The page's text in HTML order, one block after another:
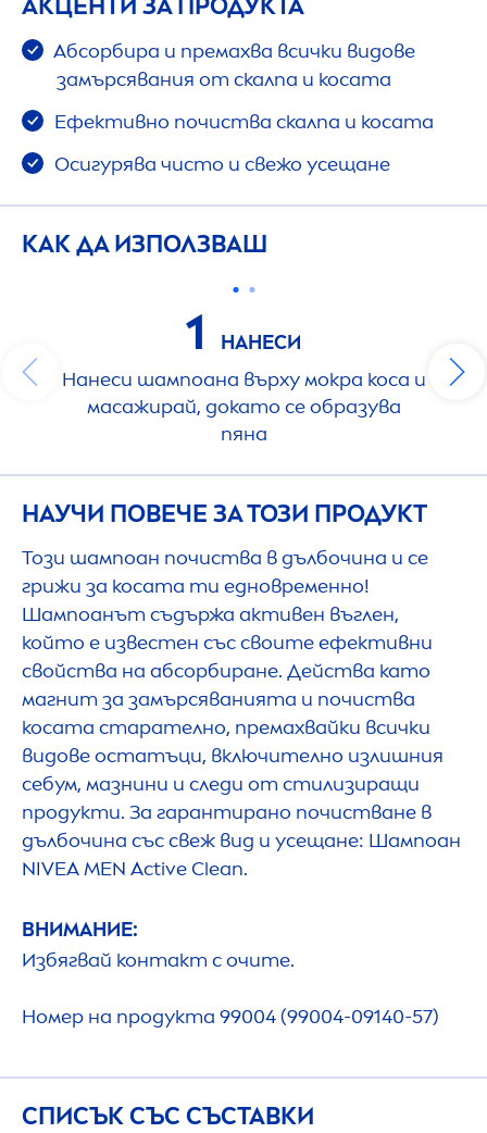
АКЦЕНТИ ЗА ПРОДУКТА
Абсорбира и премахва всички видове
замърсявания от скалпа и косата
Ефективно почиства скалпа и косата
Осигурява чисто и свежо усещане
КАК ДА ИЗПОЛЗВАШ
1
НАНЕСИ
Нанеси шампоана върху мокра коса и
масажирай, докато се образува
пяна
НАУЧИ ПОВЕЧЕ ЗА ТОЗИ ПРОДУКТ
Този шампоан почиства в дълбочина и се
грижи за косата ти едновременно!
Шампоанът съдържа активен въглен,
който е известен със своите ефективни
свойства на абсорбиране. Действа като
магнит за замърсяванията и почиства
косата старателно, премахвайки всички
видове остатъци, включително излишния
себум, мазнини и следи от стилизиращи
продукти. За гарантирано почистване в
дълбочина със свеж вид и усещане: Шампоан
NIVEAMEN Active Clean.
ВНИМАНИЕ:
Избягвай контакт с очите.
Номер на продукта 99004 (99004-09140-57)
СПИСЪК СЪС СЪСТАВКИ